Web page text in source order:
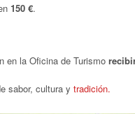
150 €.
en la Oficina de Turismo
sabor, cultura y tradición.